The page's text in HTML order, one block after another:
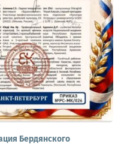
Бердянского